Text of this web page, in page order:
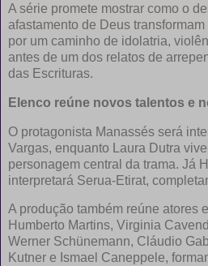
A série promete mostrar como o
afastamento de Deus
por um caminho de idolatria,
antes de um dos relatos de
das Escrituras.
Elenco reúne novos talentos e
O protagonista Manassés será
Vargas, enquanto Laura Dutra
personagem central da trama. Já
interpretará Serua-Etirat,
A produção também reúne atores
Humberto Martins, Virginia
Werner Schünemann, Cláudio
Kutner e Ismael Caneppele,